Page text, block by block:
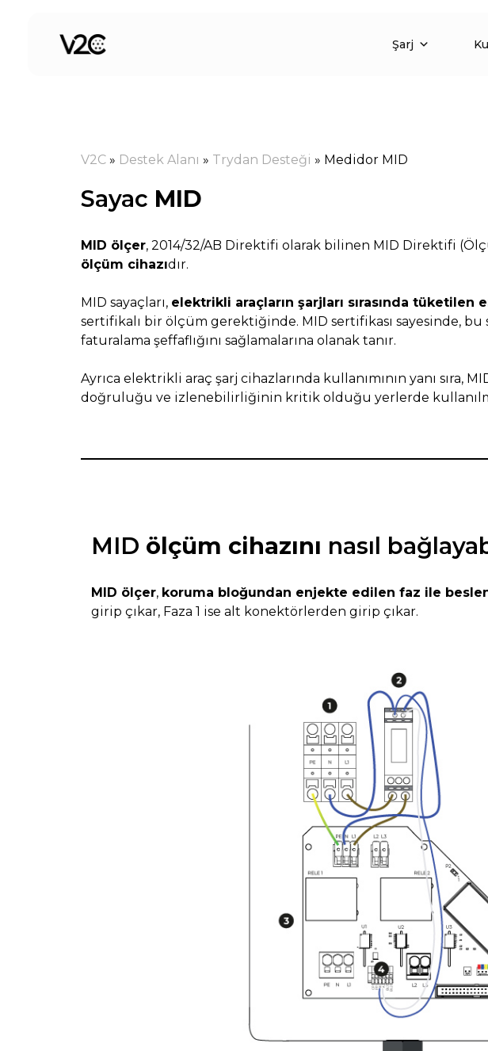
Şarj
V2C » Destek Alanı » Trydan Desteği » Medidor MID
Sayac MID
MID ölçer, 2014/32/AB Direktifi olarak bilinen MID Direktifi
ölçüm cihazıdır.
MID sayaçları, elektrikli araçların şarjları sırasında
sertifikalı bir ölçüm gerektiğinde. MID sertifikası sayesinde,
faturalama şeffaflığını sağlamalarına olanak tanır.
Ayrıca elektrikli araç şarj cihazlarında kullanımının yanı sıra,
doğruluğu ve izlenebilirliğinin kritik olduğu yerlerde
MID ölçüm cihazını nasıl
MID ölçer, koruma bloğundan enjekte edilen faz ile
girip çıkar, Faza 1 ise alt konektörlerden girip çıkar.